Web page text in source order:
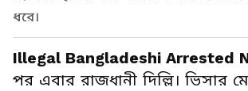
ধরে।
Illegal Bangladeshi Arrested
পর এবার রাজধানী দিল্লি। ভিসার